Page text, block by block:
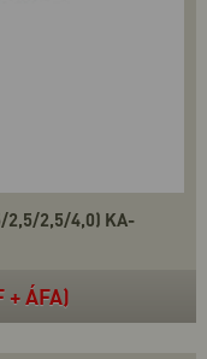
2,5/2,5/4,0) KA-
+ ÁFA)